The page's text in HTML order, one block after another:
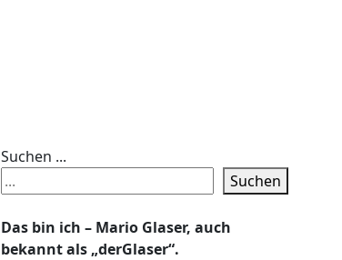
Suchen ...
Suchen
Das bin ich – Mario Glaser, auch
bekannt als „derGlaser“.